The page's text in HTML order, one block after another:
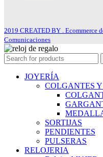
2019 CREATED BY . Ecommerce
Comunicaciones
JOYERÍA
COLGANTES
SORTIJAS
PENDIENTES
PULSERAS
RELOJERIA